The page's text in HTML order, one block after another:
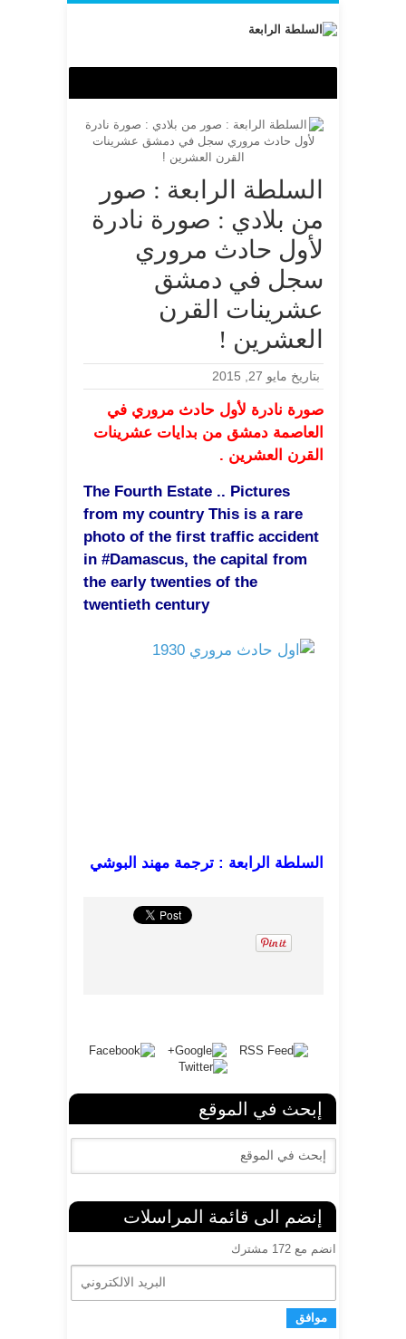
السلطة الرابعة : صور
من بلادي : صورة نادرة
لأول حادث مروري
سجل في دمشق
عشرينات القرن
العشرين !
بتاريخ مايو 27, 2015
صورة نادرة لأول حادث مروري في
العاصمة دمشق من بد ايات عشرينات
القرن العشرين .
The Fourth Estate .. Pictures
from my country This is a rare
photo of the first traffic accident
in #Damascus, the capital from
the early twenties of the
twentieth century
السلطة الرابعة : ترجمة مهند البوشي
إبحث في الموقع
إنضم الى قائمة المراسلات
انضم مع 172 مشترك
ا
ب
ي